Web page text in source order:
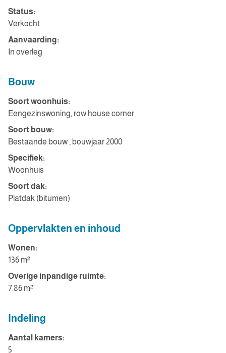
Status:
Verkocht
Aanvaarding:
In overleg
Bouw
Soort woonhuis:
Eengezinswoning, row house corner
Soort bouw:
Bestaande bouw , bouwjaar 2000
Specifiek:
Woonhuis
Soort dak:
Platdak (bitumen)
Oppervlakten en inhoud
Wonen:
136 m²
Overige inpandige ruimte:
7.86 m²
Indeling
Aantal kamers:
5